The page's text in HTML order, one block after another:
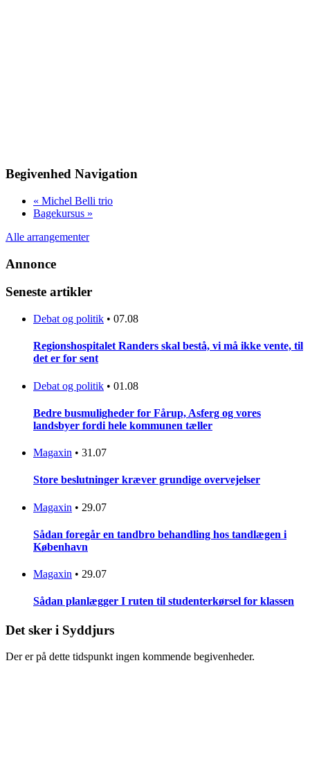
Begivenhed Navigation
« Michel Belli trio
Bagekursus »
Alle arrangementer
Annonce
Seneste artikler
Debat og politik • 07.08
Regionshospitalet Randers skal bestå, vi må ikke vente, til
det er for sent
Debat og politik • 01.08
Bedre busmuligheder for Fårup, Asferg og vores
landsbyer fordi hele kommunen tæller
Magaxin • 31.07
Store beslutninger kræver grundige overvejelser
Magaxin • 29.07
Sådan foregår en tandbro behandling hos tandlægen i
København
Magaxin • 29.07
Sådan planlægger I ruten til studenterkørsel for klassen
Det sker i Syddjurs
Der er på dette tidspunkt ingen kommende begivenheder.